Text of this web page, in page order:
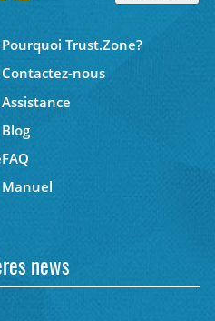
Pourquoi Trust.Zone?
Contactez-nous
Assistance
Blog
FAQ
Manuel
news